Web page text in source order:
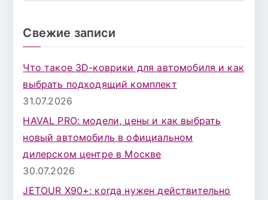
Свежие записи
Что такое 3D-коврики для автомобиля и как
выбрать подходящий комплект
31.07.2026
HAVAL PRO: модели, цены и как выбрать
новый автомобиль в официальном
дилерском центре в Москве
30.07.2026
JETOUR X90+: когда нужен действительно